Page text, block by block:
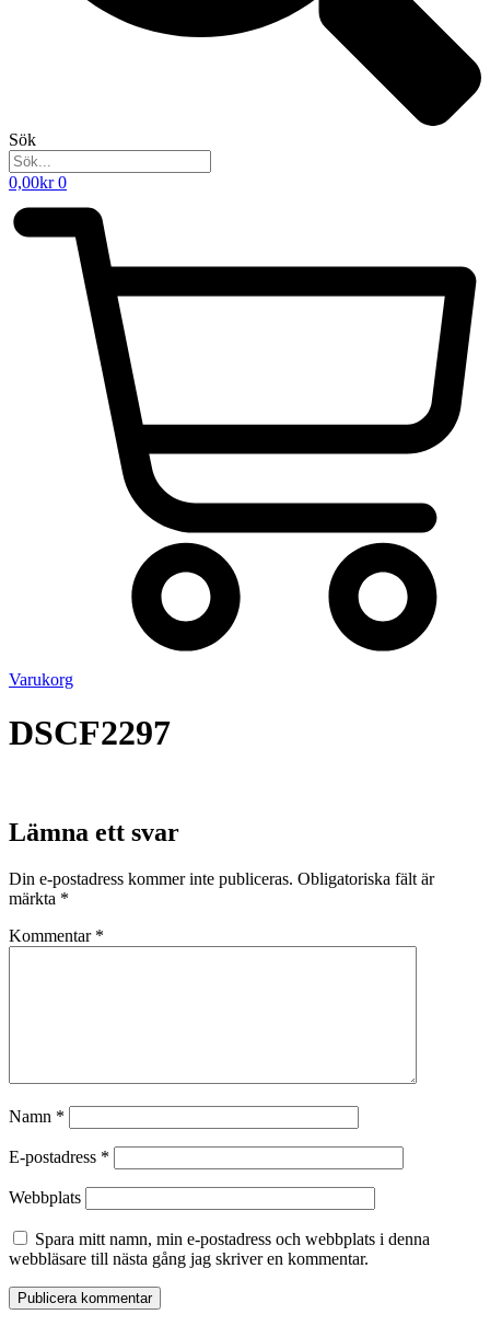
Sök
0,00kr 0
Varukorg
DSCF2297
Lämna ett svar
Din e-postadress kommer inte publiceras. Obligatoriska fält är
märkta *
Kommentar *
Namn *
E-postadress *
Webbplats
Spara mitt namn, min e-postadress och webbplats i denna
webbläsare till nästa gång jag skriver en kommentar.